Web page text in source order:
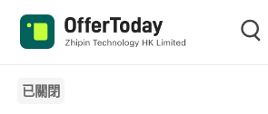
已關閉